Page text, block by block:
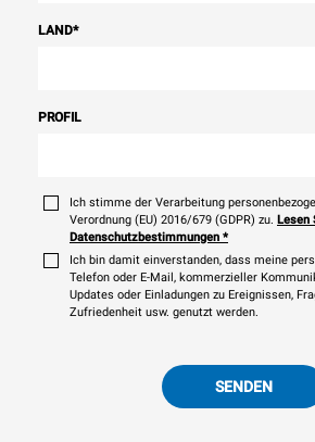
LAND*
PROFIL
Ich stimme der Verarbeitung
Verordnung (EU) 2016/679 (GDPR) zu. Lesen
Datenschutzbestimmungen *
Ich bin damit einverstanden, dass meine
Telefon oder E-Mail, kommerzieller
Updates oder Einladungen zu Ereignissen,
Zufriedenheit usw. genutzt werden.
SENDEN